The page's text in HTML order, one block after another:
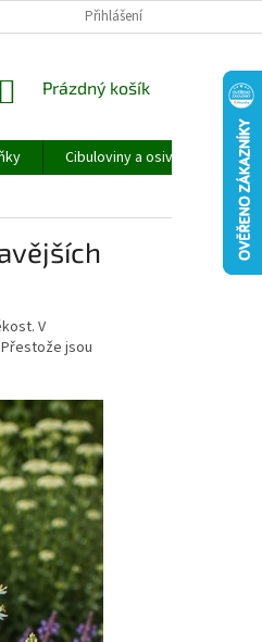
REKLAMAČNÍ ŘÁD
Přihlášení
NÁKUPNÍ
Prázdný košík
Cibuloviny a osivo
V
jsou